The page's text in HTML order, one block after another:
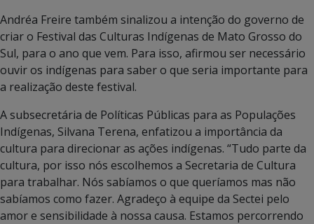
Andréa Freire também sinalizou a intenção do governo de
criar o Festival das Culturas Indígenas de Mato Grosso do
Sul, para o ano que vem. Para isso, afirmou ser necessário
ouvir os indígenas para saber o que seria importante para
a realização deste festival.
A subsecretária de Políticas Públicas para as Populações
Indígenas, Silvana Terena, enfatizou a importância da
cultura para direcionar as ações indígenas. “Tudo parte da
cultura, por isso nós escolhemos a Secretaria de Cultura
para trabalhar. Nós sabíamos o que queríamos mas não
sabíamos como fazer. Agradeço à equipe da Sectei pelo
amor e sensibilidade à nossa causa. Estamos percorrendo